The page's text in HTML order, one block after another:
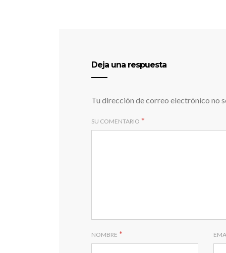
Deja una respuesta
Tu dirección de correo electrónico no
SU COMENTARIO *
NOMBRE *